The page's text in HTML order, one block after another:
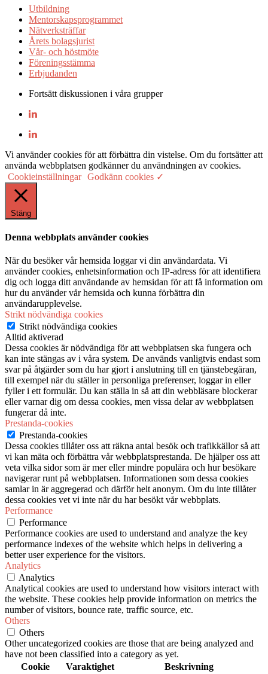
Utbildning
Mentorskapsprogrammet
Nätverksträffar
Årets bolagsjurist
Vår- och höstmöte
Föreningsstämma
Erbjudanden
Fortsätt diskussionen i våra grupper
Vi använder cookies för att förbättra din vistelse. Om du fortsätter att
använda webbplatsen godkänner du användningen av cookies.
Cookieinställningar Godkänn cookies ✓
Stäng
Denna webbplats använder cookies
När du besöker vår hemsida loggar vi din användardata. Vi
använder cookies, enhetsinformation och IP-adress för att identifiera
dig och logga ditt användande av hemsidan för att få information om
hur du använder vår hemsida och kunna förbättra din
användarupplevelse.
Strikt nödvändiga cookies
Strikt nödvändiga cookies
Alltid aktiverad
Dessa cookies är nödvändiga för att webbplatsen ska fungera och
kan inte stängas av i våra system. De används vanligtvis endast som
svar på åtgärder som du har gjort i anslutning till en tjänstebegäran,
till exempel när du ställer in personliga preferenser, loggar in eller
fyller i ett formulär. Du kan ställa in så att din webbläsare blockerar
eller varnar dig om dessa cookies, men vissa delar av webbplatsen
fungerar då inte.
Prestanda-cookies
Prestanda-cookies
Dessa cookies tillåter oss att räkna antal besök och trafikkällor så att
vi kan mäta och förbättra vår webbplatsprestanda. De hjälper oss att
veta vilka sidor som är mer eller mindre populära och hur besökare
navigerar runt på webbplatsen. Informationen som dessa cookies
samlar in är aggregerad och därför helt anonym. Om du inte tillåter
dessa cookies vet vi inte när du har besökt vår webbplats.
Performance
Performance
Performance cookies are used to understand and analyze the key
performance indexes of the website which helps in delivering a
better user experience for the visitors.
Analytics
Analytics
Analytical cookies are used to understand how visitors interact with
the website. These cookies help provide information on metrics the
number of visitors, bounce rate, traffic source, etc.
Others
Others
Other uncategorized cookies are those that are being analyzed and
have not been classified into a category as yet.
Cookie
Varaktighet Beskrivning